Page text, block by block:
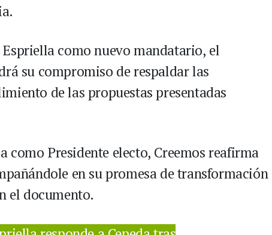
como nuevo mandatario, el
su compromiso de respaldar las
de las propuestas presentadas
como Presidente electo, Creemos reafirma
en su promesa de transformación
el documento.